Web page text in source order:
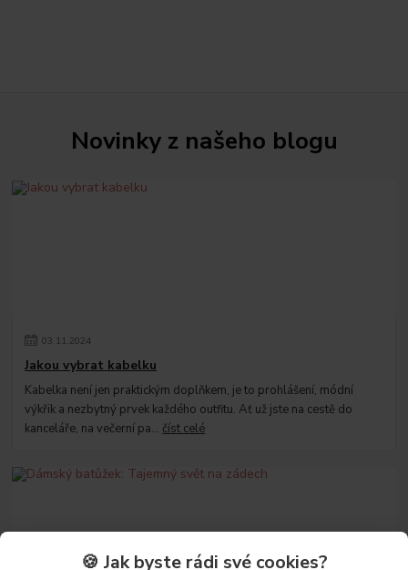
Novinky z našeho blogu
03. 11.2024
Jakou vybrat kabelku
Kabelka není jen praktickým doplňkem, je to prohlášení, módní
výkřik a nezbytný prvek každého outfitu. Ať už jste na cestě do
kanceláře, na večerní pa... číst celé
🍪 Jak byste rádi své cookies?